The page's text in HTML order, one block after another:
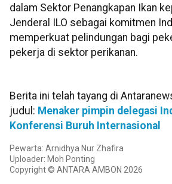
dalam Sektor Penangkapan Ikan
Jenderal ILO sebagai komitmen
memperkuat pelindungan bagi
pekerja di sektor perikanan.
Berita ini telah tayang di
judul: Menaker pimpin delegasi
Konferensi Buruh Internasional
Pewarta: Arnidhya Nur Zhafira
Uploader: Moh Ponting
Copyright © ANTARA AMBON 2026